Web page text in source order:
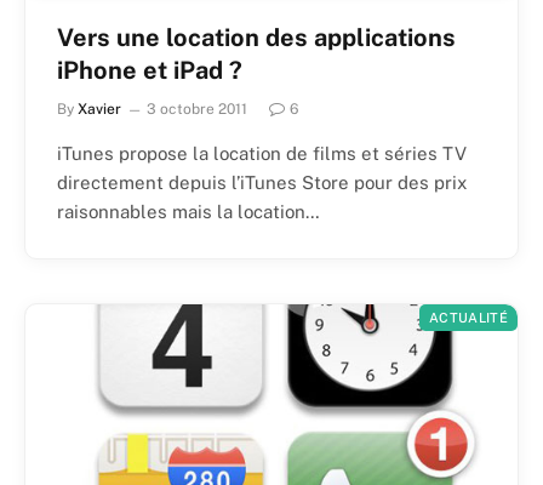
Vers une location des applications
iPhone et iPad ?
By Xavier 3 octobre 2011 6
iTunes propose la location de films et séries TV
directement depuis l’iTunes Store pour des prix
raisonnables mais la location…
ACTUALITÉ